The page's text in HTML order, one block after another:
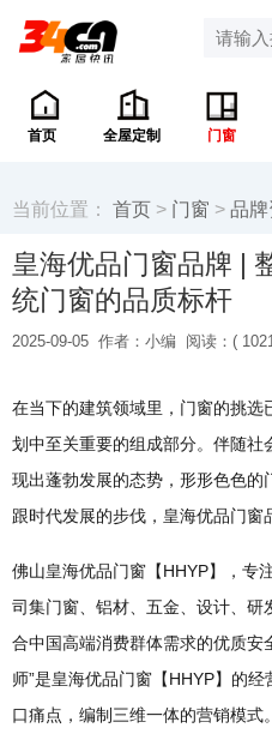
首页 全屋定制 门窗
当前位置： 首页 > 门窗 > 品
皇海优品门窗品牌 |
统门窗的品质标杆
2025-09-05 作者：小编 阅读：(
在当下的建筑领域里，门窗的挑
划中至关重要的组成部分。伴随社
现出蓬勃发展的态势，形形色色的
跟时代发展的步伐，皇海优品门窗
佛山皇海优品门窗【HHYP】，专
司集门窗、铝材、五金、设计、
合中国高端消费群体需求的优质安
师”是皇海优品门窗【HHYP】的
口痛点，编制三维一体的营销模